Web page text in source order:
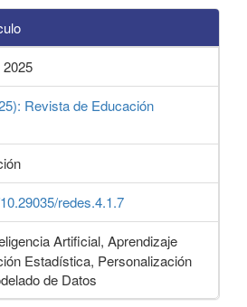
2025
Revista de Educación
redes.4.1.7
Artificial, Aprendizaje
Estadística, Personalización
de Datos